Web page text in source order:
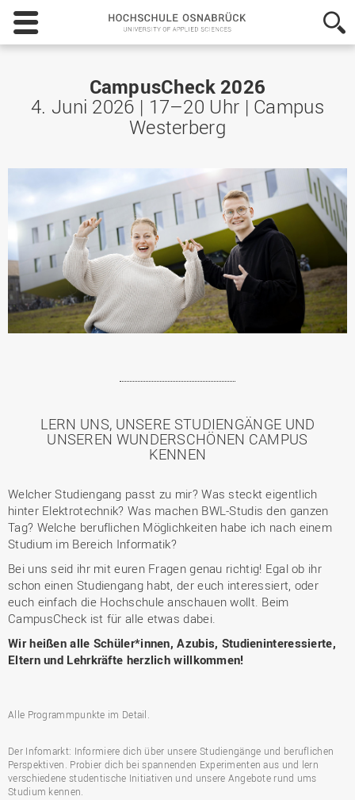
Hochschule
Osnabrück
-
Sciences
CampusCheck 2026
4. Juni 2026 | 17–20 Uhr | Campus
Westerberg
LERN UNS, UNSERE STUDIENGÄNGE UND
UNSEREN WUNDERSCHÖNEN CAMPUS
KENNEN
Welcher Studiengang passt zu mir? Was steckt eigentlich
hinter Elektrotechnik? Was machen BWL-Studis den ganzen
Tag? Welche beruflichen Möglichkeiten habe ich nach einem
Studium im Bereich Informatik?
Bei uns seid ihr mit euren Fragen genau richtig! Egal ob ihr
schon einen Studiengang habt, der euch interessiert, oder
euch einfach die Hochschule anschauen wollt. Beim
CampusCheck ist für alle etwas dabei.
Wir heißen alle Schüler*innen, Azubis, Studieninteressierte,
Eltern und Lehrkräfte herzlich willkommen!
Alle Programmpunkte im Detail.
Der Infomarkt: Informiere dich über unsere Studiengänge und beruflichen
Perspektiven. Probier dich bei spannenden Experimenten aus und lern
verschiedene studentische Initiativen und unsere Angebote rund ums
Studium kennen.